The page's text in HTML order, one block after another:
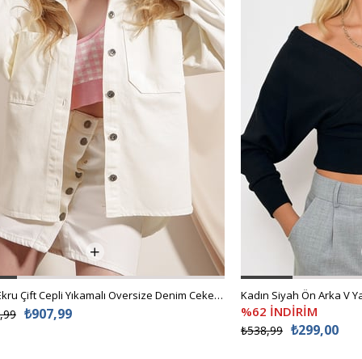
Kadın Ekru Çift Cepli Yıkamalı Oversize Denim Ceket ALC-X8152
₺907,99 %62 İNDİRİM
₺299,00
₺538,99